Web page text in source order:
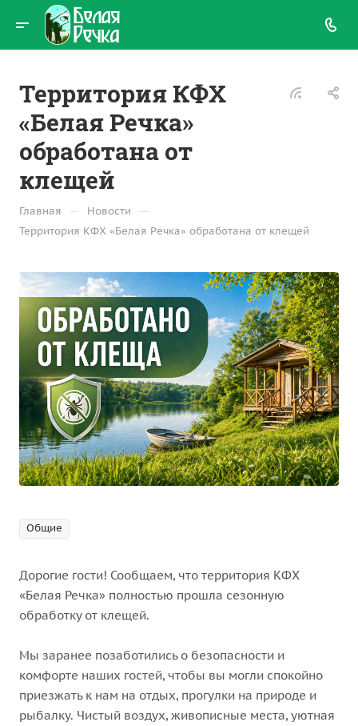
Территория КФХ
«Белая Речка»
обработана от
клещей
Главная — Новости —
Территория КФХ «Белая Речка» обработана от клещей
Общие
Дорогие гости! Сообщаем, что территория КФХ
«Белая Речка» полностью прошла сезонную
обработку от клещей.
Мы заранее позаботились о безопасности и
комфорте наших гостей, чтобы вы могли спокойно
приезжать к нам на отдых, прогулки на природе и
рыбалку. Чистый воздух, живописные места, уютная